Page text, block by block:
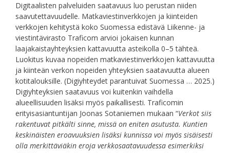
Digitaalisten palveluiden saatavuus luo perustan niiden
saavutettavuudelle. Matkaviestinverkkojen ja kiinteiden
verkkojen kehitystä koko Suomessa edistävä Liikenne- ja
viestintävirasto Traficom arvioi jokaisen kunnan
laajakaistayhteyksien kattavuutta asteikolla 0–5 tähteä.
Luokitus kuvaa nopeiden matkaviestinverkkojen kattavuutta
ja kiinteän verkon nopeiden yhteyksien saatavuutta alueen
kotitalouksille. (Digiyhteydet parantuivat Suomessa … 2025.)
Digiyhteyksien saatavuus voi kuitenkin vaihdella
alueellisuuden lisäksi myös paikallisesti. Traficomin
erityisasiantuntijan Joonas Sotaniemen mukaan “Verkot siis
rakentuvat pitkälti sinne, missä on eniten asutusta. Kuntien
keskinäisten eroavuuksien lisäksi kunnissa voi myös sisäisesti
olla merkittäviäkin eroja verkkosaatavuudessa esimerkiksi